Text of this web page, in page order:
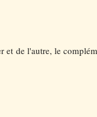
de l'autre, le